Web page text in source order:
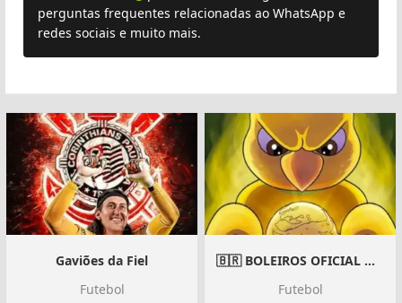
perguntas frequentes relacionadas ao WhatsApp e
redes sociais e muito mais.
Gaviões da Fiel
Futebol
🇧🇷 BOLEIROS OFICIAL 🇧🇷
Futebol